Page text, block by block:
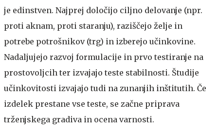
je edinstven. Najprej določijo ciljno delovanje (npr.
proti aknam, proti staranju), raziščejo želje in
potrebe potrošnikov (trg) in izberejo učinkovine.
Nadaljujejo razvoj formulacije in prvo testiranje na
prostovoljcih ter izvajajo teste stabilnosti. Študije
učinkovitosti izvajajo tudi na zunanjih inštitutih. Če
izdelek prestane vse teste, se začne priprava
trženjskega gradiva in ocena varnosti.